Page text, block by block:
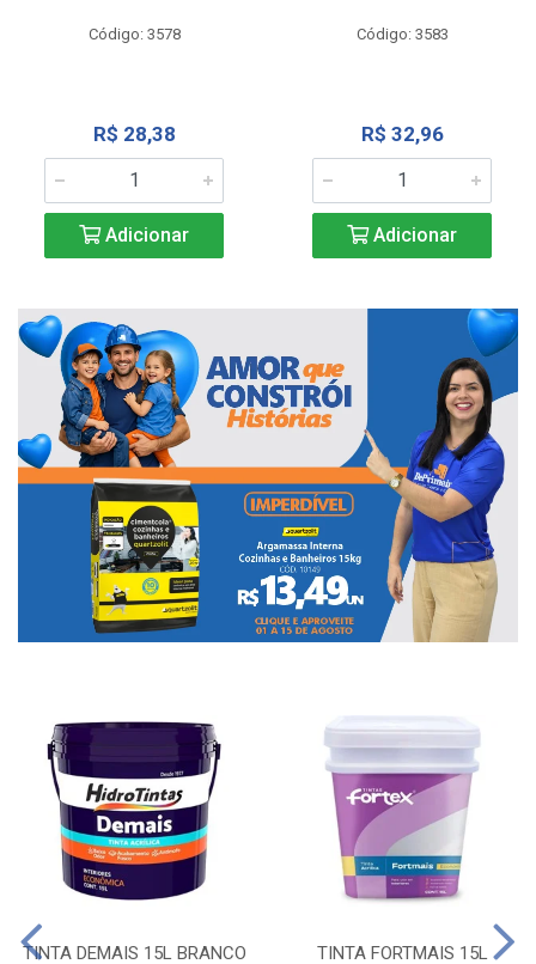
Código: 3578
R$ 28,38
Adicionar
Código: 3583
R$ 32,96
Adicionar
TINTA DEMAIS 15L BRANCO TINTA FORTMAIS 15L